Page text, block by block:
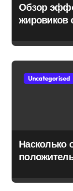
Обзор
жировиков
Uncategorised
Насколько